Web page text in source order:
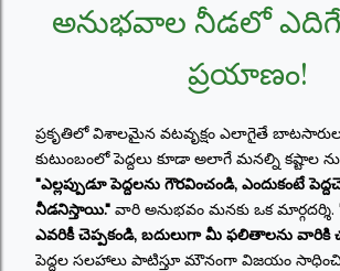
అనుభవాల నీడలో ఎదిగే
ప్రయాణం!
ప్రకృతిలో విశాలమైన వటవృక్షం ఎలాగైతే
కుటుంబంలో పెద్దలు కూడా అలాగే మనల్ని కష్టాల
"ఎల్లప్పుడూ పెద్దలను గౌరవించండి, ఎందుకంటే
నీడనిస్తాయి." వారి అనుభవం మనకు ఒక మార్గదర్శి.
ఎవరికీ చెప్పకండి, బదులుగా మీ ఫలితాలను వారికి
పెద్దల సలహాలు పాటిస్తూ మౌనంగా విజయం